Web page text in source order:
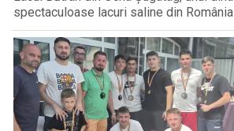
spectaculoase lacuri saline din România